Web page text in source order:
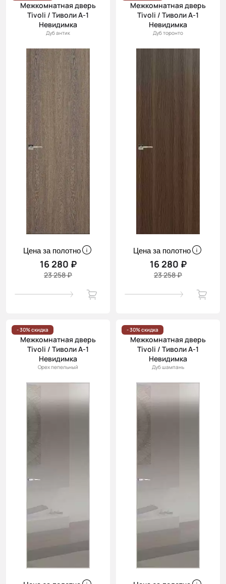
Межкомнатная дверь
Tivoli / Тиволи А-1
Невидимка
Дуб антик
Цена за полотно
16 280 ₽
23 258 ₽
Межкомнатная дверь
Tivoli / Тиволи А-1
Невидимка
Дуб торонто
Цена за полотно
16 280 ₽
23 258 ₽
- 30% скидка
Межкомнатная дверь
Tivoli / Тиволи А-1
Невидимка
Орех пепельный
- 30% скидка
Межкомнатная дверь
Tivoli / Тиволи А-1
Невидимка
Дуб шампань